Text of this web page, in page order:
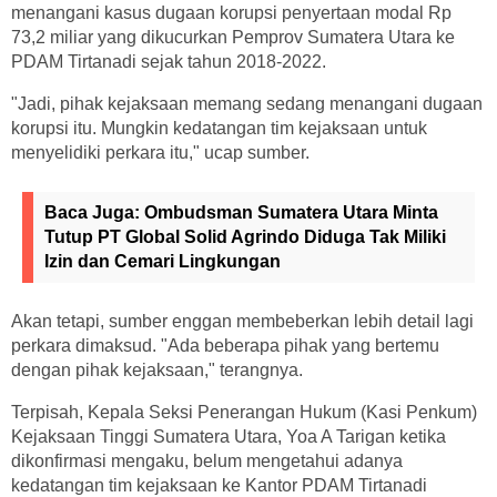
menangani kasus dugaan korupsi penyertaan modal Rp
73,2 miliar yang dikucurkan Pemprov Sumatera Utara ke
PDAM Tirtanadi sejak tahun 2018-2022.
"Jadi, pihak kejaksaan memang sedang menangani dugaan
korupsi itu. Mungkin kedatangan tim kejaksaan untuk
menyelidiki perkara itu," ucap sumber.
Baca Juga: Ombudsman Sumatera Utara Minta
Tutup PT Global Solid Agrindo Diduga Tak Miliki
Izin dan Cemari Lingkungan
Akan tetapi, sumber enggan membeberkan lebih detail lagi
perkara dimaksud. "Ada beberapa pihak yang bertemu
dengan pihak kejaksaan," terangnya.
Terpisah, Kepala Seksi Penerangan Hukum (Kasi Penkum)
Kejaksaan Tinggi Sumatera Utara, Yoa A Tarigan ketika
dikonfirmasi mengaku, belum mengetahui adanya
kedatangan tim kejaksaan ke Kantor PDAM Tirtanadi